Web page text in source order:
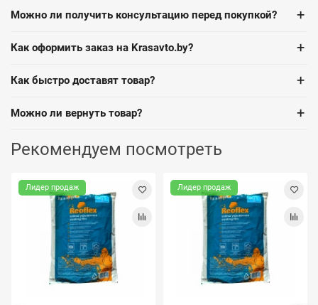
Можно ли получить консультацию перед покупкой? +
Как оформить заказ на Krasavto.by? +
Как быстро доставят товар? +
Можно ли вернуть товар? +
Рекомендуем посмотреть
Лидер продаж Лидер продаж